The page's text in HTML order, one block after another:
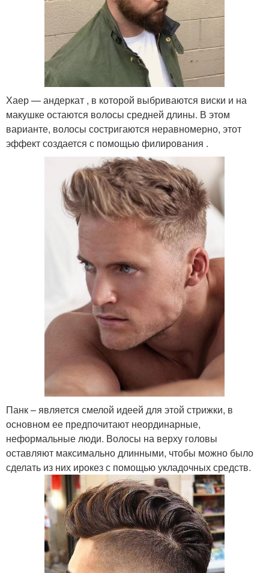
Хаер — андеркат , в которой выбриваются виски и на
макушке остаются волосы средней длины. В этом
варианте, волосы состригаются неравномерно, этот
эффект создается с помощью филирования .
Панк – является смелой идеей для этой стрижки, в
основном ее предпочитают неординарные,
неформальные люди. Волосы на верху головы
оставляют максимально длинными, чтобы можно было
сделать из них ирокез с помощью укладочных средств.